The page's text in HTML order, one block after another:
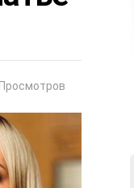
Просмотров